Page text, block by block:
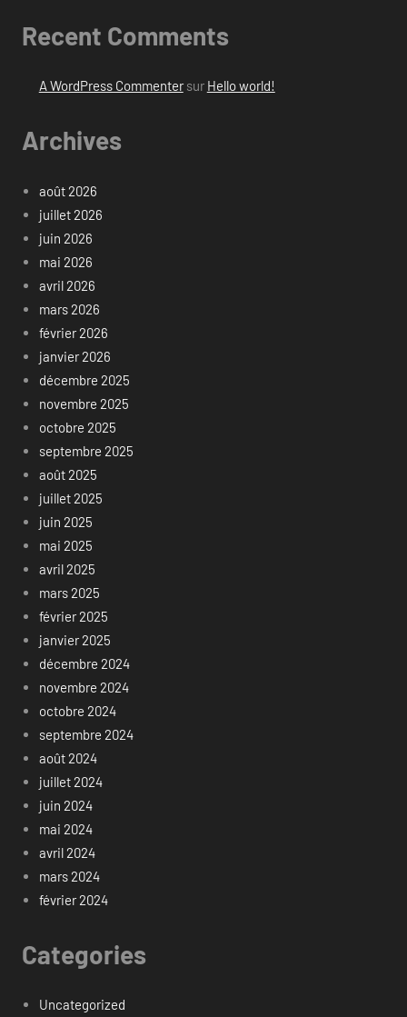
Recent Comments
A WordPress Commentersur Hello world!
Archives
août 2026
juillet 2026
juin 2026
mai 2026
avril 2026
mars 2026
février 2026
janvier 2026
décembre 2025
novembre 2025
octobre 2025
septembre 2025
août 2025
juillet 2025
juin 2025
mai 2025
avril 2025
mars 2025
février 2025
janvier 2025
décembre 2024
novembre 2024
octobre 2024
septembre 2024
août 2024
juillet 2024
juin 2024
mai 2024
avril 2024
mars 2024
février 2024
Categories
Uncategorized